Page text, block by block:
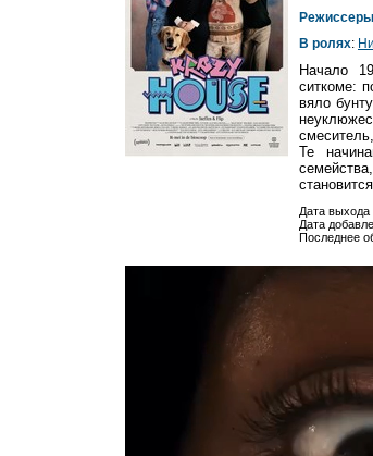
Режиссеры
В ролях:
Начало
ситкоме:
вяло
Те
Дата
Дата
Последнее